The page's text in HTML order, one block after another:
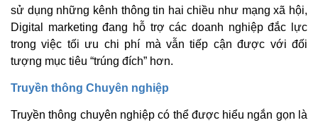
sử dụng những kênh thông tin hai chiều như mạng xã hội,
Digital marketing đang hỗ trợ các doanh nghiệp đắc lực
trong việc tối ưu chi phí mà vẫn tiếp cận được với đối
tượng mục tiêu “trúng đích” hơn.
Truyền thông Chuyên nghiệp
Truyền thông chuyên nghiệp có thể được hiểu ngắn gọn là